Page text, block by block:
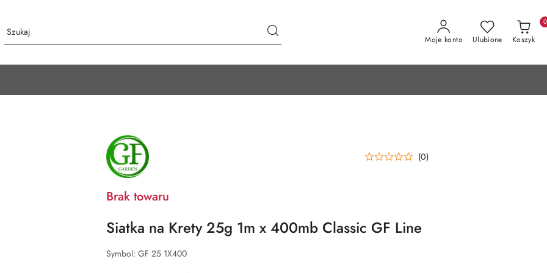
Moje konto Ulubione Koszyk
0
NAZWA
PRODUCENTA:
GF
GARDEN
(0)
Brak towaru
Siatka na Krety 25g 1m x 400mb Classic GF Line
Symbol: GF 25 1X400